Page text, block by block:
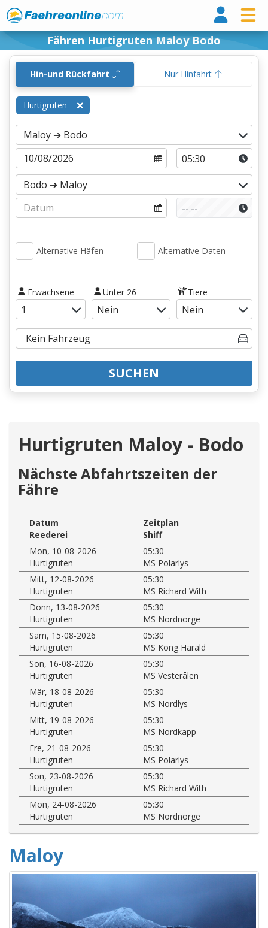
Fähren Hurtigruten Maloy Bodo
Hin-und Rückfahrt Nur Hinfahrt
Hurtigruten
Alternative Häfen Alternative Daten
Erwachsene Unter 26 Tiere
SUCHEN
Hurtigruten Maloy - Bodo
Nächste Abfahrtszeiten der
Fähre
Datum
Zeitplan
Reederei
Shiff
Mon, 10-08-2026
05:30
Hurtigruten
MS Polarlys
Mitt, 12-08-2026
05:30
Hurtigruten
MS Richard With
Donn, 13-08-2026
05:30
Hurtigruten
MS Nordnorge
Sam, 15-08-2026
05:30
Hurtigruten
MS Kong Harald
Son, 16-08-2026
05:30
Hurtigruten
MS Vesterålen
Mär, 18-08-2026
05:30
Hurtigruten
MS Nordlys
Mitt, 19-08-2026
05:30
Hurtigruten
MS Nordkapp
Fre, 21-08-2026
05:30
Hurtigruten
MS Polarlys
Son, 23-08-2026
05:30
Hurtigruten
MS Richard With
Mon, 24-08-2026
05:30
Hurtigruten
MS Nordnorge
Maloy